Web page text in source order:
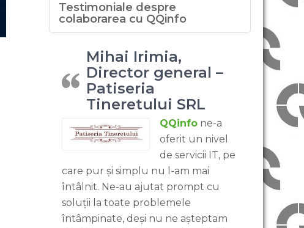
Testimoniale despre
colaborarea cu QQinfo
Mihai Irimia,
Director general –
Patiseria
Tineretului SRL
QQinfo ne-a
oferit un nivel
de servicii IT, pe
care pur și simplu nu l-am mai
întâlnit. Ne-au ajutat prompt cu
soluții la toate problemele
întâmpinate, deși nu ne așteptam